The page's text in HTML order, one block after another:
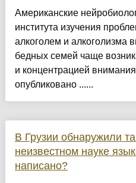
Американские
института изучения
алкоголем и алкоголизма
бедных семей чаще
и концентрацией
опубликовано ......
В Грузии обнаружили
неизвестном науке
написано?